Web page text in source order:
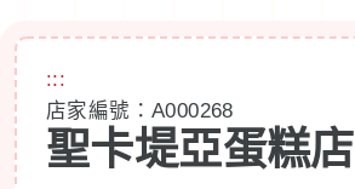
:::
店家編號：A000268
聖卡堤亞蛋糕店